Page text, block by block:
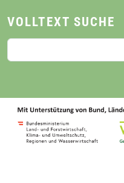
VOLLTEXT SUCHE